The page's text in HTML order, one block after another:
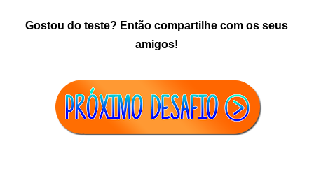
Gostou do teste? Então compartilhe com os seus
amigos!